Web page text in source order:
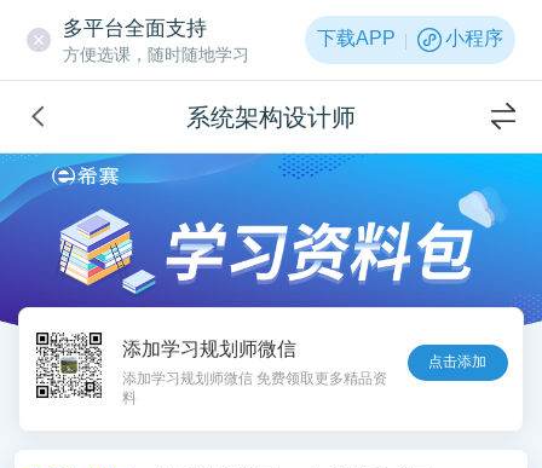
多平台全面支持
方便选课，随时随地学习
下载APP 小程序
系统架构设计师
添加学习规划师微信
添加学习规划师微信 免费领取更多精品资
料
点击添加